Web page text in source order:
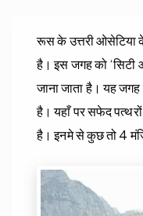
रूस के उत्तरी ओसेटिया के
है। इस जगह को ‘सिटी
जाना जाता है। यह
है। यहाँ पर सफेद
है। इनमे से कुछ तो 4